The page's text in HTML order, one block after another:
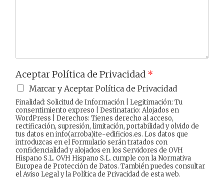
Aceptar Política de Privacidad *
Marcar y Aceptar Política de Privacidad
Finalidad: Solicitud de Información | Legitimación: Tu
consentimiento expreso | Destinatario: Alojados en
WordPress | Derechos: Tienes derecho al acceso,
rectificación, supresión, limitación, portabilidad y olvido de
tus datos en info(arroba)ite-edificios.es. Los datos que
introduzcas en el Formulario serán tratados con
confidencialidad y alojados en los Servidores de OVH
Hispano S.L. OVH Hispano S.L. cumple con la Normativa
Europea de Protección de Datos. También puedes consultar
elAviso Legaly laPolítica de Privacidadde esta web.